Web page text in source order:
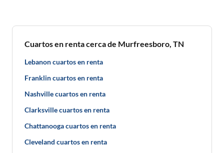
Cuartos en renta cerca de Murfreesboro, TN
Lebanon cuartos en renta
Franklin cuartos en renta
Nashville cuartos en renta
Clarksville cuartos en renta
Chattanooga cuartos en renta
Cleveland cuartos en renta